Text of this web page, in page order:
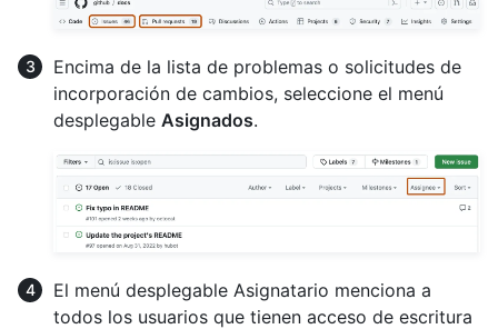
Encima de la lista de problemas o solicitudes de
incorporación de cambios, seleccione el menú
desplegable Asignados.
El menú desplegable Asignatario menciona a
todos los usuarios que tienen acceso de escritura